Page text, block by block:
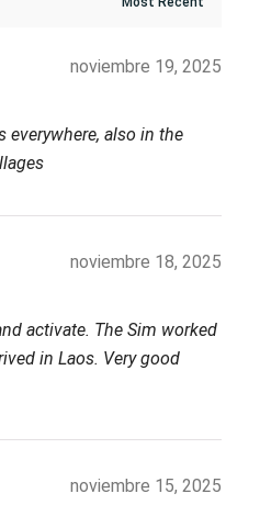
noviembre 19, 2025
everywhere, also in the
noviembre 18, 2025
activate. The Sim worked
in Laos. Very good
noviembre 15, 2025